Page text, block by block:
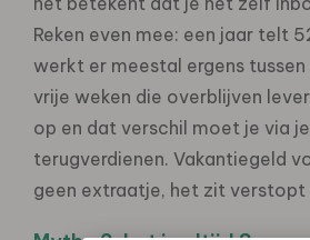
Reken even mee: een jaar telt
werkt er meestal ergens
vrije weken die overblijven
op en dat verschil moet je via
terugverdienen. Vakantiegeld
geen extraatje, het zit verstopt